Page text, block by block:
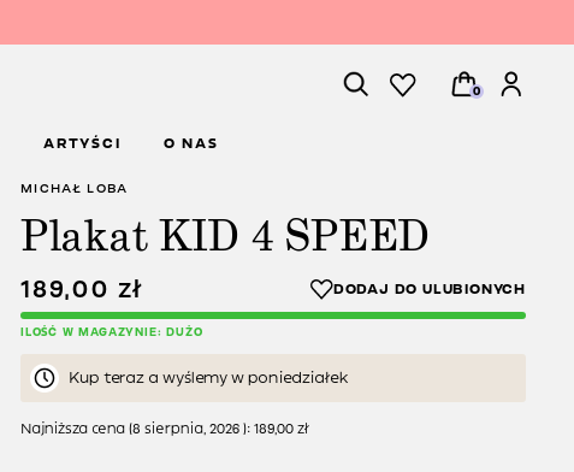
0
ARTYŚCI O NAS
MICHAŁ LOBA
Plakat KID 4 SPEED
189,00 zł
ILOŚĆ W MAGAZYNIE: DUŻO
Kup teraz a wyślemy w poniedziałek
Najniższa cena (8 sierpnia, 2026 ): 189,00 zł